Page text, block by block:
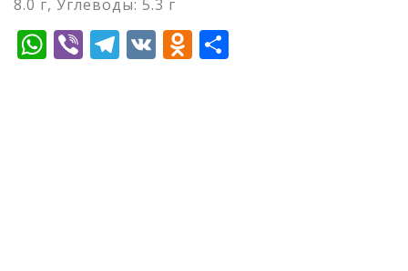
8.0 г, Углеводы: 5.3 г
WhatsApp
ViberTelegram
VKOdnoklassniki